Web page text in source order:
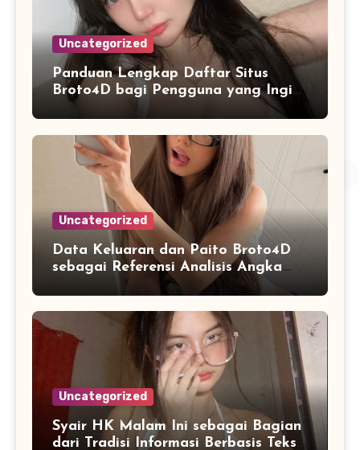
Uncategorized
Panduan Lengkap Daftar Situs
Broto4D bagi Pengguna yang Ingin
Mengenal Fitur dan Layanan
Uncategorized
Data Keluaran dan Paito Broto4D
sebagai Referensi Analisis Angka
Uncategorized
Syair HK Malam Ini sebagai Bagian
dari Tradisi Informasi Berbasis Teks